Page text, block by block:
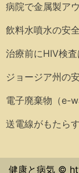
病院で金属製ア
飲料水噴水の安
治療前にHIV検
ジョージア州の
電子廃棄物（e-
送電線がもたら
健康と病気 ©